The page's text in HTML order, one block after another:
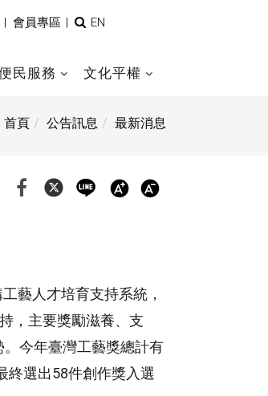
|會員專區 |
全
索
EN
民服務 文化平權
首頁 公告訊息 最新消息
藝人才培育支持系統，
，主要獎勵滋養、支
今年臺灣工藝獎總計有
終選出58件創作獎入選